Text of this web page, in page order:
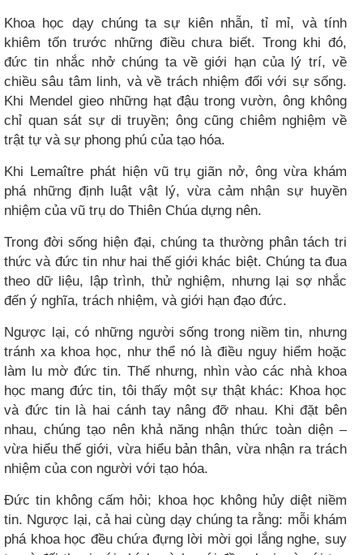
Khoa học dạy chúng ta sự kiên nhẫn, tỉ mỉ, và tính
khiêm tốn trước những điều chưa biết. Trong khi đó,
đức tin nhắc nhở chúng ta về giới hạn của lý trí, về
chiều sâu tâm linh, và về trách nhiệm đối với sự sống.
Khi Mendel gieo những hạt đậu trong vườn, ông không
chỉ quan sát sự di truyền; ông cũng chiêm nghiệm về
trật tự và sự phong phú của tạo hóa.
Khi Lemaître phát hiện vũ trụ giãn nở, ông vừa khám
phá những định luật vật lý, vừa cảm nhận sự huyền
nhiệm của vũ trụ do Thiên Chúa dựng nên.
Trong đời sống hiện đại, chúng ta thường phân tách tri
thức và đức tin như hai thế giới khác biệt. Chúng ta đua
theo dữ liệu, lập trình, thử nghiệm, nhưng lại sợ nhắc
đến ý nghĩa, trách nhiệm, và giới hạn đạo đức.
Ngược lại, có những người sống trong niềm tin, nhưng
tránh xa khoa học, như thể nó là điều nguy hiểm hoặc
làm lu mờ đức tin. Thế nhưng, nhìn vào các nhà khoa
học mang đức tin, tôi thấy một sự thật khác: Khoa học
và đức tin là hai cánh tay nâng đỡ nhau. Khi đặt bên
nhau, chúng tạo nên khả năng nhận thức toàn diện –
vừa hiểu thế giới, vừa hiểu bản thân, vừa nhận ra trách
nhiệm của con người với tạo hóa.
Đức tin không cấm hỏi; khoa học không hủy diệt niềm
tin. Ngược lại, cả hai cùng dạy chúng ta rằng: mỗi khám
phá khoa học đều chứa đựng lời mời gọi lắng nghe, suy